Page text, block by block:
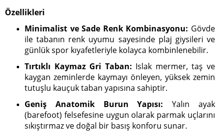
Özellikleri
Minimalist ve Sade Renk Kombinasyonu: Gövde
ile tabanın renk uyumu sayesinde plaj giysileri ve
günlük spor kıyafetleriyle kolayca kombinlenebilir.
Tırtıklı Kaymaz Gri Taban: Islak mermer, taş ve
kaygan zeminlerde kaymayı önleyen, yüksek zemin
tutuşlu kauçuk taban yapısına sahiptir.
Geniş Anatomik Burun Yapısı: Yalın ayak
(barefoot) felsefesine uygun olarak parmak uçlarını
sıkıştırmaz ve doğal bir basış konforu sunar.